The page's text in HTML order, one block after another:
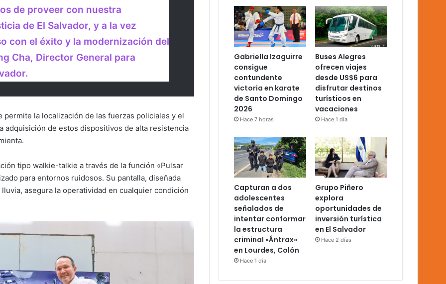
de proveer con nuestra
de El Salvador, y a la vez
con el éxito y la modernización del
Cha, Director General para
la localización de las fuerzas policiales y el
de estos dispositivos de alta resistencia
tipo walkie-talkie a través de la función «Pulsar
para entornos ruidosos. Su pantalla, diseñada
asegura la operatividad en cualquier condición
Gabriella Izaguirre
consigue
contundente
victoria en karate
de Santo Domingo
2026
Hace 7 horas
Buses Alegres
ofrecen viajes
desde US$6 para
disfrutar destinos
turísticos en
vacaciones
Hace 1 día
Capturan a dos
adolescentes
señalados de
intentar conformar
la estructura
criminal «Ántrax»
en Lourdes, Colón
Hace 1 día
Grupo Piñero
explora
oportunidades de
inversión turística
en El Salvador
Hace 2 días